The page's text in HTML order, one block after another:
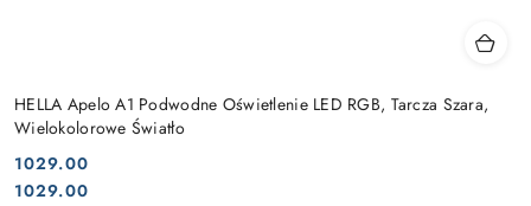
HELLA Apelo A1 Podwodne Oświetlenie LED RGB, Tarcza Szara,
Wielokolorowe Światło
Cena:
1029.00
Cena:
1029.00